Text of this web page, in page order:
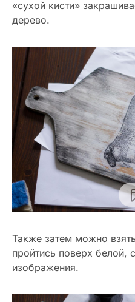
«сухой кисти»
дерево.
Также затем можно
пройтись поверх белой,
изображения.